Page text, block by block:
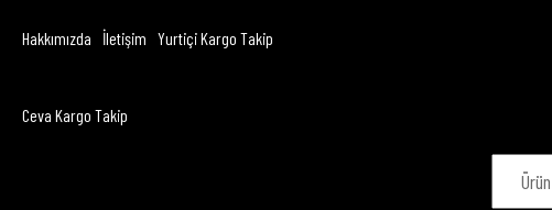
Hakkımızda İletişim Yurtiçi Kargo Takip
Ceva Kargo Takip